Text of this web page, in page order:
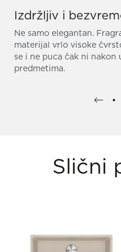
Izdržljiv i
Ne samo elegantan.
materijal vrlo visoke
se i ne puca čak ni nakon
predmetima.
Slični